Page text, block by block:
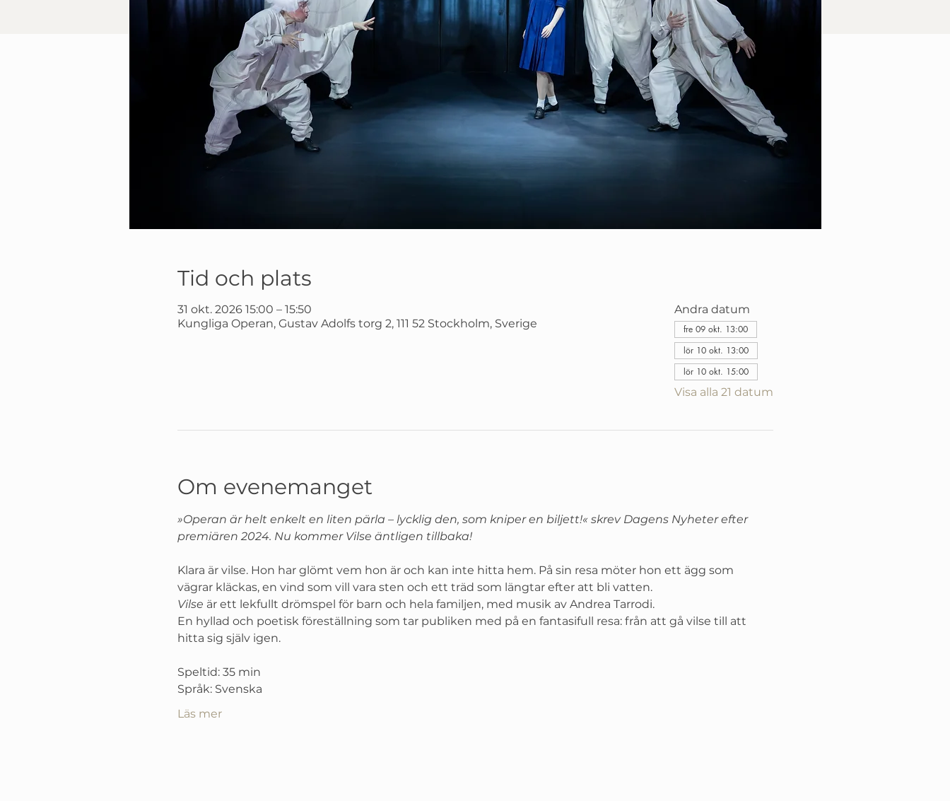
Tid och plats
31 okt. 2026 15:00 – 15:50
Kungliga Operan, Gustav Adolfs torg 2, 111 52 Stockholm, Sverige
Andra datum
fre 09 okt. 13:00
lör 10 okt. 13:00
lör 10 okt. 15:00
Visa alla 21 datum
Om evenemanget
»Operan är helt enkelt en liten pärla – lycklig den, som kniper en biljett!« skrev Dagens Nyheter efter
premiären 2024. Nu kommer Vilse äntligen tillbaka!
Klara är vilse. Hon har glömt vem hon är och kan inte hitta hem. På sin resa möter hon ett ägg som
vägrar kläckas, en vind som vill vara sten och ett träd som längtar efter att bli vatten.
Vilse är ett lekfullt drömspel för barn och hela familjen, med musik av Andrea Tarrodi.
En hyllad och poetisk föreställning som tar publiken med på en fantasifull resa: från att gå vilse till att
hitta sig själv igen.
Speltid: 35 min
Språk: Svenska
Läs mer